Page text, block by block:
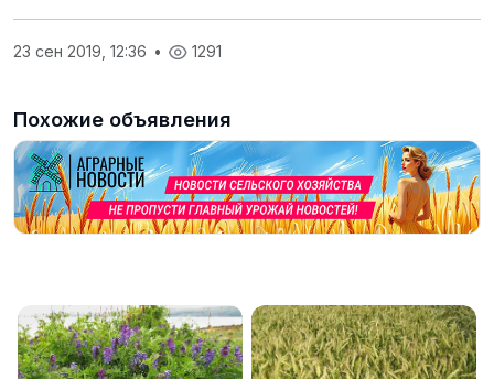
23 сен 2019, 12:36 • 1291
Похожие объявления